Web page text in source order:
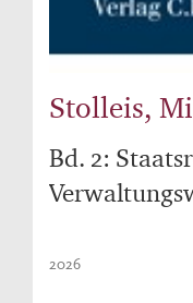
Stolleis,
Bd. 2:
2026